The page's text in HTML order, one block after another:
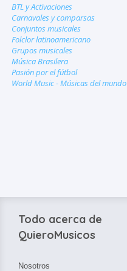
BTL y Activaciones
Carnavales y comparsas
Conjuntos musicales
Folclor latinoamericano
Grupos musicales
Música Brasilera
Pasión por el fútbol
World Music - Músicas del mundo
Todo acerca de
QuieroMusicos
Nosotros